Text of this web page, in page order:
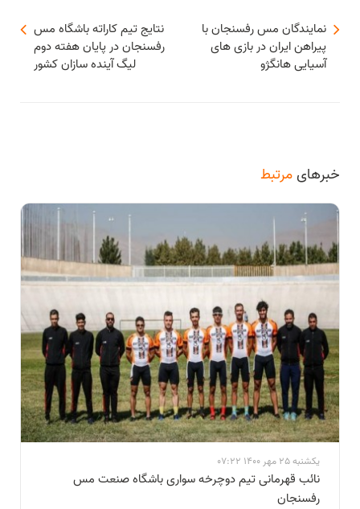
نتایج تیم کاراته باشگاه مس
رفسنجان در پایان هفته دوم
لیگ آینده سازان کشور
نمایندگان مس رفسنجان با
پیراهن ایران در بازی های
آسیایی هانگژو
خبرهایمرتبط
یکشنبه 25 مهر 1400 07:22
نائب قهرمانی تیم دوچرخه سواری باشگاه صنعت مس
رفسنجان